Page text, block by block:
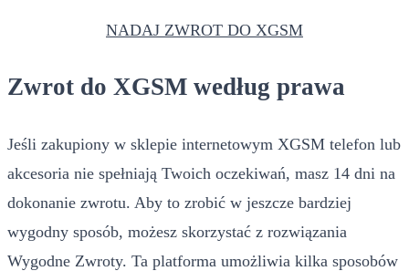
NADAJ ZWROT DO XGSM
Zwrot do XGSM według prawa
Jeśli zakupiony w sklepie internetowym XGSM telefon lub
akcesoria nie spełniają Twoich oczekiwań, masz 14 dni na
dokonanie zwrotu. Aby to zrobić w jeszcze bardziej
wygodny sposób, możesz skorzystać z rozwiązania
Wygodne Zwroty. Ta platforma umożliwia kilka sposobów